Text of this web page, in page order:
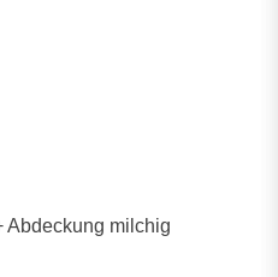
Abdeckung milchig